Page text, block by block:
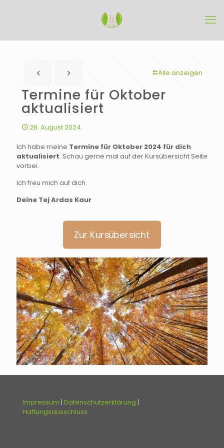
Alle anzeigen
Termine für Oktober
aktualisiert
28. August 2024
Ich habe meine Termine für Oktober 2024 für dich
aktualisiert. Schau gerne mal auf der Kursübersicht Seite
vorbei.
Ich freu mich auf dich.
Deine Tej Ardas Kaur
Zur Kursübersicht
Impressum | Datenschutzerklärung |
Haftungsausschluss